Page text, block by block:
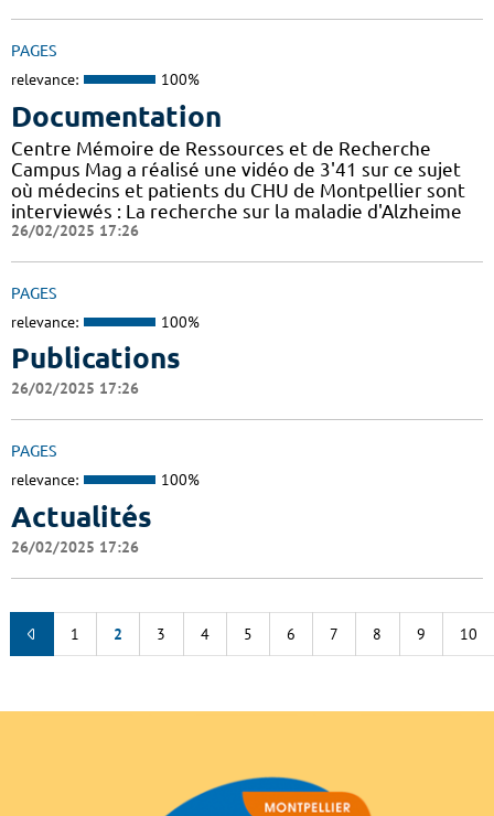
PAGES
relevance: 100%
Documentation
Centre Mémoire de Ressources et de Recherche
Campus Mag a réalisé une vidéo de 3'41 sur ce sujet
où médecins et patients du CHU de Montpellier sont
interviewés : La recherche sur la maladie d'Alzheime
26/02/2025 17:26
PAGES
relevance: 100%
Publications
26/02/2025 17:26
PAGES
relevance: 100%
Actualités
26/02/2025 17:26
1 2 3 4 5 6 7 8 9 10